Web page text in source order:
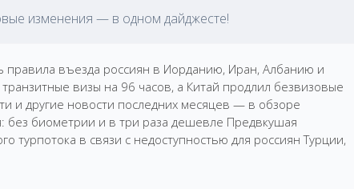
изменения — в одном дайджесте!
правила въезда россиян в Иорданию, Иран, Албанию и
визы на 96 часов, а Китай продлил безвизовые
и другие новости последних месяцев — в обзоре
без биометрии и в три раза дешевле Предвкушая
турпотока в связи с недоступностью для россиян Турции,